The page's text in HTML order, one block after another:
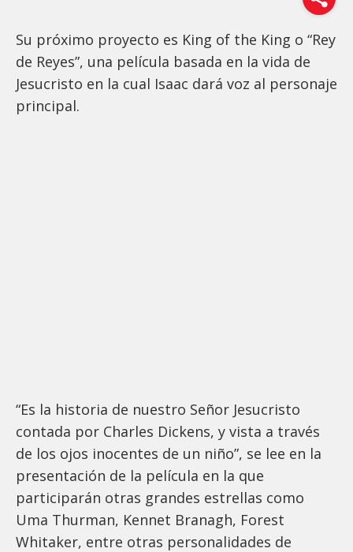
Su próximo proyecto es King of the King o “Rey
de Reyes”, una película basada en la vida de
Jesucristo en la cual Isaac dará voz al personaje
principal.
“Es la historia de nuestro Señor Jesucristo
contada por Charles Dickens, y vista a través
de los ojos inocentes de un niño”, se lee en la
presentación de la película en la que
participarán otras grandes estrellas como
Uma Thurman, Kennet Branagh, Forest
Whitaker, entre otras personalidades de